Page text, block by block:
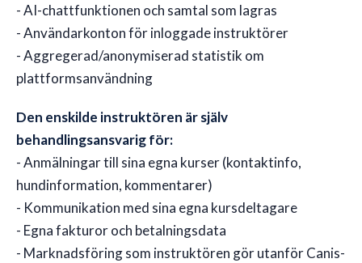
- AI-chattfunktionen och samtal som lagras
- Användarkonton för inloggade instruktörer
- Aggregerad/anonymiserad statistik om
plattformsanvändning
Den enskilde instruktören är själv
behandlingsansvarig för:
- Anmälningar till sina egna kurser (kontaktinfo,
hundinformation, kommentarer)
- Kommunikation med sina egna kursdeltagare
- Egna fakturor och betalningsdata
- Marknadsföring som instruktören gör utanför Canis-